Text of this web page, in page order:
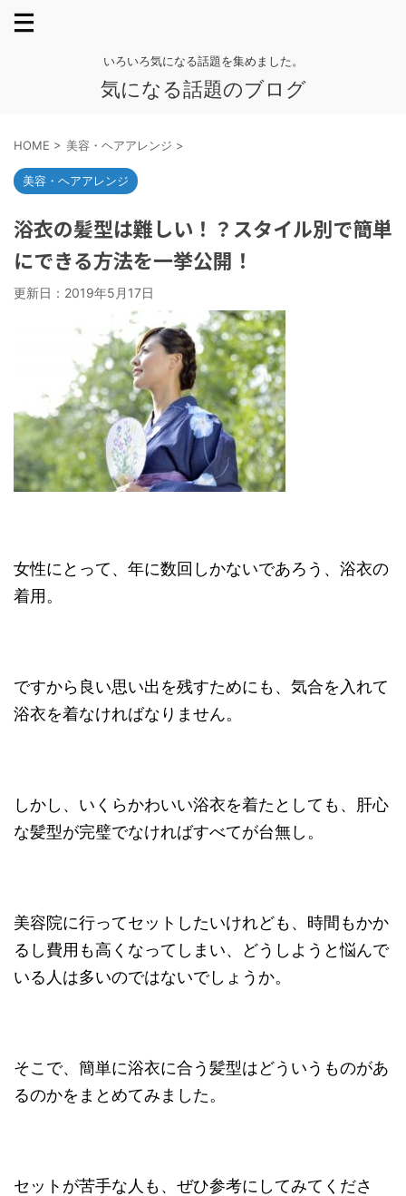
いろいろ気になる話題を集めました。
気になる話題のブログ
HOME > 美容・ヘアアレンジ >
美容・ヘアアレンジ
浴衣の髪型は難しい！？スタイル別で簡単
にできる方法を一挙公開！
更新日： 2019年5月17日
女性にとって、年に数回しかないであろう、浴衣の
着用。
ですから良い思い出を残すためにも、気合を入れて
浴衣を着なければなりません。
しかし、いくらかわいい浴衣を着たとしても、肝心
な髪型が完璧でなければすべてが台無し。
美容院に行ってセットしたいけれども、時間もかか
るし費用も高くなってしまい、どうしようと悩んで
いる人は多いのではないでしょうか。
そこで、簡単に浴衣に合う髪型はどういうものがあ
るのかをまとめてみました。
セットが苦手な人も、ぜひ参考にしてみてくださ